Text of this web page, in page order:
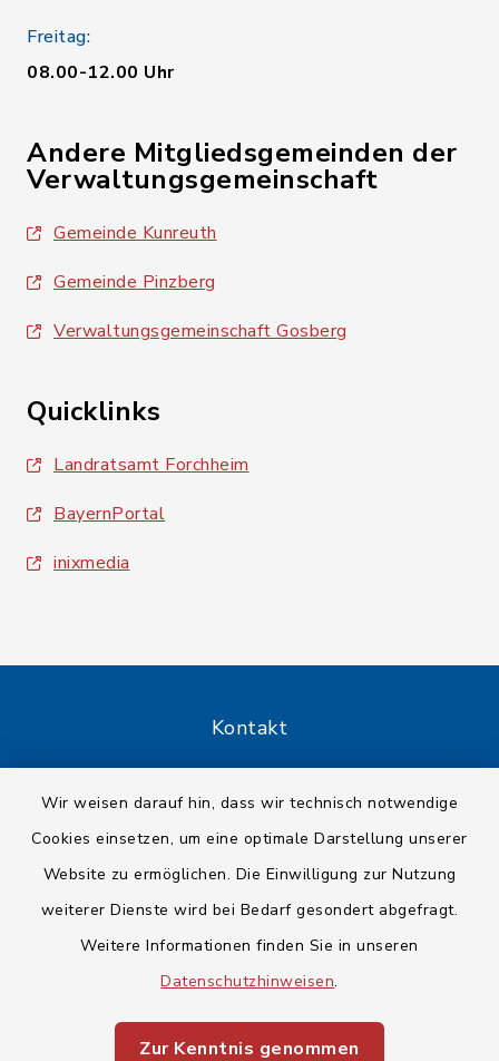
Wir weisen darauf hin, dass wir technisch notwendige
Cookies einsetzen, um eine optimale Darstellung unserer
Website zu ermöglichen. Die Einwilligung zur Nutzung
weiterer Dienste wird bei Bedarf gesondert abgefragt.
Weitere Informationen finden Sie in unseren
Datenschutzhinweisen.
Zur Kenntnis genommen
Freitag:
08.00-12.00 Uhr
Andere Mitgliedsgemeinden der
Verwaltungsgemeinschaft
Gemeinde Kunreuth
Gemeinde Pinzberg
Verwaltungsgemeinschaft Gosberg
Quicklinks
Landratsamt Forchheim
BayernPortal
inixmedia
Kontakt
Datenschutz
Impressum
Sitemap
Cookie-Einstellungen